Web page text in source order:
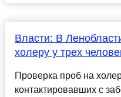
Власти: В
холеру у трех
Проверка проб на
контактировавших с